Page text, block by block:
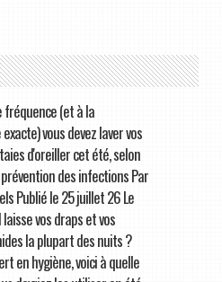
fréquence (et à la
vous devez laver vos
d'oreiller cet été, selon
des infections Par
Publié le 25 juillet 26 Le
vos draps et vos
la plupart des nuits ?
en hygiène, voici à quelle